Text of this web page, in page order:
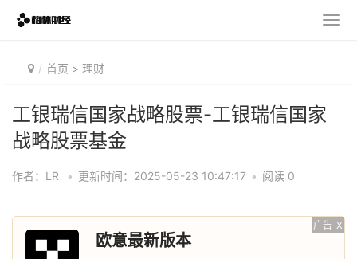
首页 > 理财
工银瑞信国家战略股票-工银瑞信国家
战略股票基金
作者：LR • 更新时间：2025-05-23 10:47:17 • 阅读 0
广告 X
欧意最新版本